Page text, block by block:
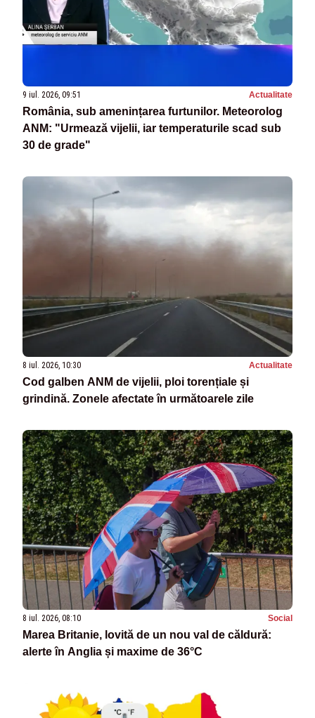
9 iul. 2026, 09:51 Actualitate
România, sub amenințarea furtunilor. Meteorolog
ANM: "Urmează vijelii, iar temperaturile scad sub
30 de grade"
8 iul. 2026, 10:30 Actualitate
Cod galben ANM de vijelii, ploi torențiale și
grindină. Zonele afectate în următoarele zile
8 iul. 2026, 08:10 Social
Marea Britanie, lovită de un nou val de căldură:
alerte în Anglia și maxime de 36°C